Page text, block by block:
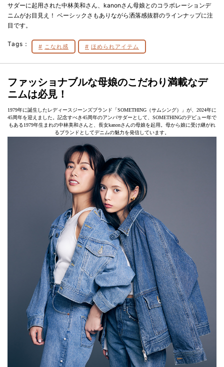
サダーに起用された中林美和さん、kanonさん母娘とのコラボレーションデ
ニムがお目見え！ ベーシックさもありながら洒落感抜群のラインナップに注
目です。
Tags： こなれ感 ほめられアイテム
ファッショナブルな母娘のこだわり満載なデ
ニムは必見！
1979年に誕生したレディースジーンズブランド「SOMETHING（サムシング）」が、2024年に
45周年を迎えました。記念すべき45周年のアンバサダーとして、SOMETHINGのデビュー年で
もある1979年生まれの中林美和さんと、長女kanonさんの母娘を起用。母から娘に受け継がれ
るブランドとしてデニムの魅力を発信しています。